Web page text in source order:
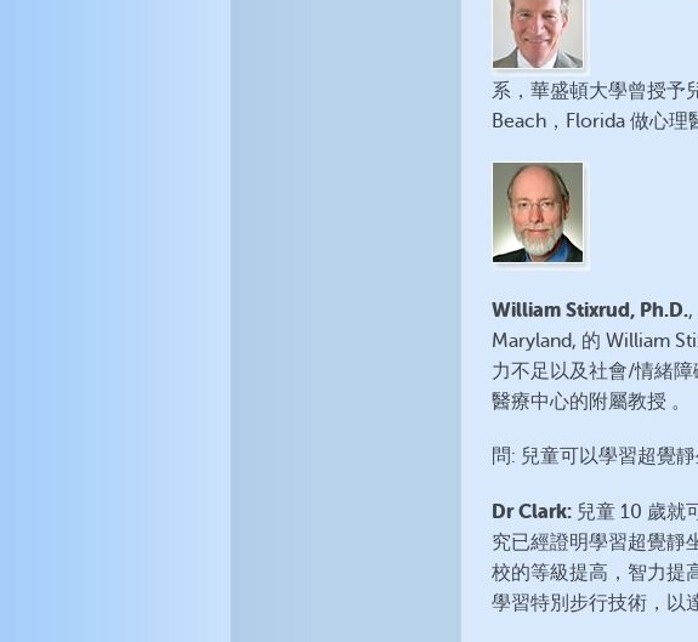
系，華盛頓大學曾授予
Beach，Florida 做心理
William Stixrud, Ph.D.
Maryland, 的 William
力不足以及社會/情緒
醫療中心的附屬教授 。
問: 兒童可以學習超覺
Dr Clark: 兒童 10 歲就
究已經證明學習超覺靜
校的等級提高，智力提
學習特別步行技術，以